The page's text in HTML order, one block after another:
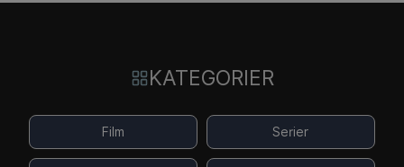
KATEGORIER
Film Serier